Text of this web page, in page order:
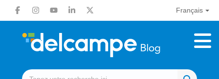
Français